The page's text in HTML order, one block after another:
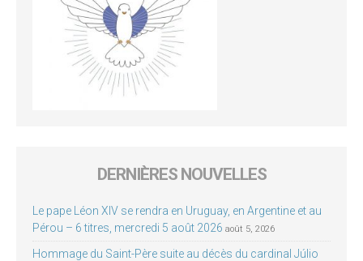
DERNIÈRES NOUVELLES
Le pape Léon XIV se rendra en Uruguay, en Argentine et au
Pérou – 6 titres, mercredi 5 août 2026 août 5, 2026
Hommage du Saint-Père suite au décès du cardinal Júlio